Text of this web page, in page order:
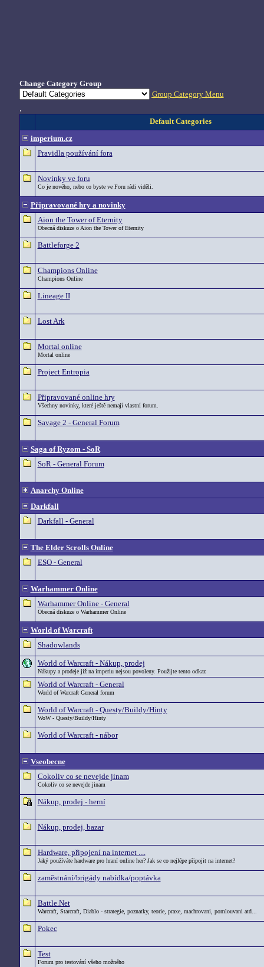
Change Category Group
Group Category Menu
.
Default Categories
imperium.cz
Pravidla používání fora
Novinky ve foru
Co je nového, nebo co byste ve Foru rádi viděli.
Připravované hry a novinky
Aion the Tower of Eternity
Obecná diskuze o Aion the Tower of Eternity
Battleforge 2
Champions Online
Champions Online
Lineage II
Lost Ark
Mortal online
Mortal online
Project Entropia
Připravované online hry
Všechny novinky, které ještě nemají vlastní forum.
Savage 2 - General Forum
Saga of Ryzom - SoR
SoR - General Forum
Anarchy Online
Darkfall
Darkfall - General
The Elder Scrolls Online
ESO - General
Warhammer Online
Warhammer Online - General
Obecná diskuze o Warhammer Online
World of Warcraft
Shadowlands
World of Warcraft - Nákup, prodej
Nákupy a prodeje již na imperiu nejsou povoleny. Použijte tento odkaz
World of Warcraft - General
World of Warcraft General forum
World of Warcraft - Questy/Buildy/Hinty
WoW - Questy/Buildy/Hinty
World of Warcraft - nábor
Vseobecne
Cokoliv co se nevejde jinam
Cokoliv co se nevejde jinam
Nákup, prodej - herní
Nákup, prodej, bazar
Hardware, připojení na internet ....
Jaký používáte hardware pro hraní online her? Jak se co nejlépe připojit na internet?
zaměstnání/brigády nabídka/poptávka
Battle.Net
Warcraft, Starcraft, Diablo - strategie, poznatky, teorie, praxe, machrovani, pomlouvani atd...
Pokec
Test
Forum pro testování všeho možného